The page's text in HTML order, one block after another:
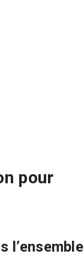
pour
l’ensemble